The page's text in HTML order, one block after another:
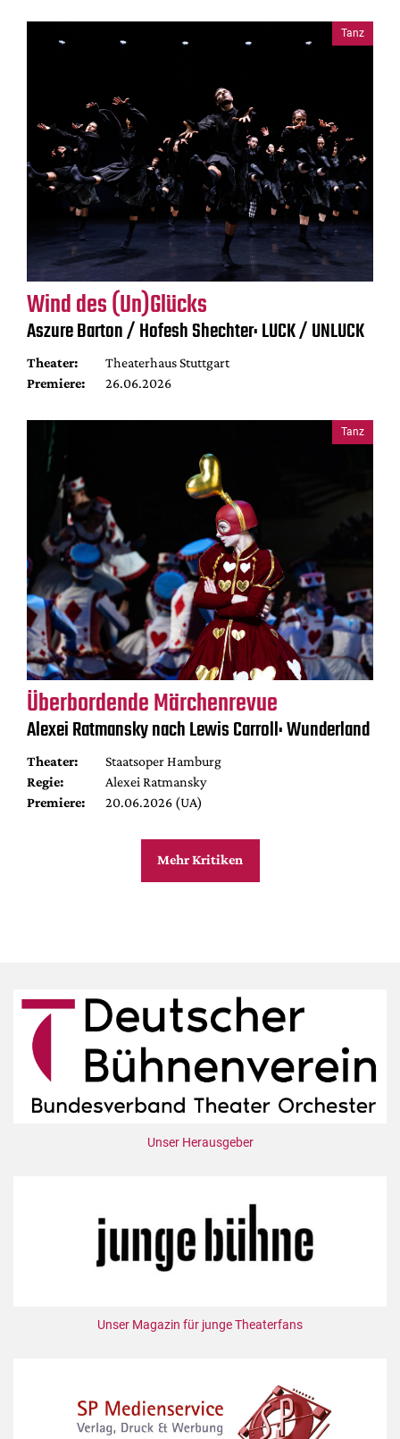
Tanz
Wind des (Un)Glücks
Aszure Barton / Hofesh Shechter: LUCK / UNLUCK
Theater:
Theaterhaus Stuttgart
Premiere:
26.06.2026
Tanz
Überbordende Märchenrevue
Alexei Ratmansky nach Lewis Carroll: Wunderland
Theater:
Staatsoper Hamburg
Regie:
Alexei Ratmansky
Premiere:
20.06.2026 (UA)
Mehr Kritiken
Unser Herausgeber
Unser Magazin für junge Theaterfans